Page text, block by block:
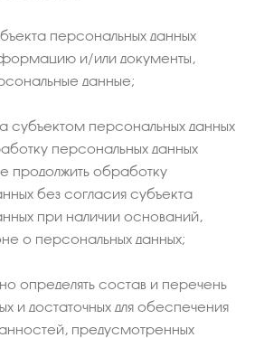
персональных данных
и/или документы,
данные;
субъектом персональных данных
персональных данных
продолжить обработку
без согласия субъекта
при наличии оснований,
о персональных данных;
определять состав и перечень
и достаточных для обеспечения
предусмотренных